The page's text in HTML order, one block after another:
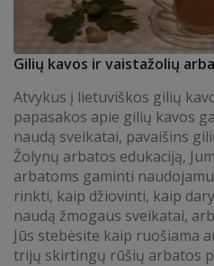
Gilių kavos ir vaistažolių
Atvykus į lietuviškos gilių
papasakos apie gilių kavos
naudą sveikatai, pavaišins
Žolynų arbatos edukaciją,
arbatoms gaminti
rinkti, kaip džiovinti, kaip
naudą žmogaus sveikatai,
Jūs stebėsite kaip ruošiama
trijų skirtingų rūšių arbatos